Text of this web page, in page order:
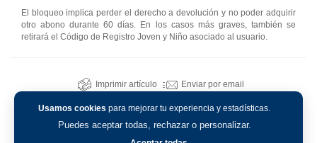
Usamos cookies para mejorar tu experiencia y estadísticas.
Puedes aceptar todas, rechazar o personalizar.
El bloqueo implica perder el derecho a devolución y no poder adquirir
otro abono durante 60 días. En los casos más graves, también se
retirará el Código de Registro Joven y Niño asociado al usuario.
Imprimir artículo Enviar por email